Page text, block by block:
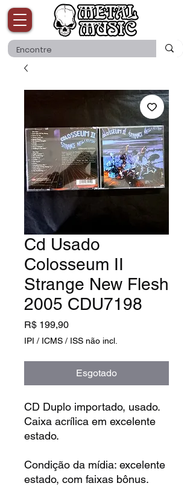
Cd Usado
Colosseum II
Strange New Flesh
2005 CDU7198
R$ 199,90Preço
IPI / ICMS / ISS não incl.
Esgotado
CD Duplo importado, usado.
Caixa acrílica em excelente
estado.
Condição da mídia: excelente
estado, com faixas bônus.